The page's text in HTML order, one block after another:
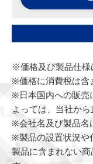
※価格及び製品仕様
※価格に消費税は含
※日本国内への販売
よっては、当社か
※会社名及び製品名
※製品の設置状況や
製品に含まれない